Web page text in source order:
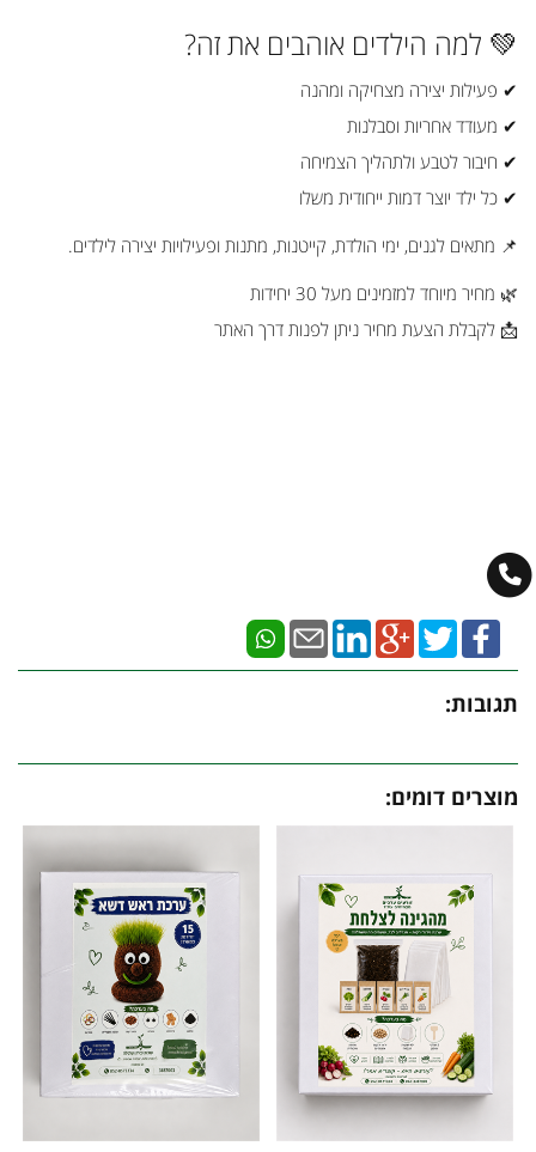
💚 למה הילדים אוהבים את זה?
✔ פעילות יצירה מצחיקה ומהנה
✔ מעודד אחריות וסבלנות
✔ חיבור לטבע ולתהליך הצמיחה
✔ כל ילד יוצר דמות ייחודית משלו
📌 מתאים לגנים, ימי הולדת, קייטנות, מתנות ופעילויות יצירה לילדים.
🌿 מחיר מיוחד למזמינים מעל 30 יחידות
📩 לקבלת הצעת מחיר ניתן לפנות דרך האתר
תגובות:
מוצרים דומים: